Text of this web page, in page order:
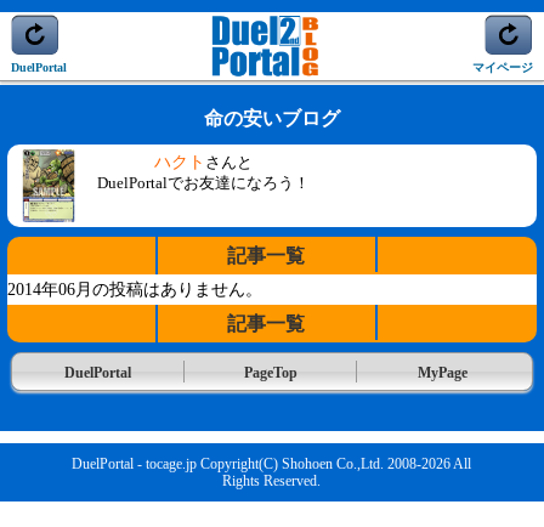
DuelPortal マイページ
命の安いブログ
ハクト さんと
DuelPortalでお友達になろう！
記事一覧
2014年06月の投稿はありません。
記事一覧
DuelPortal PageTop MyPage
DuelPortal - tocage.jp Copyright(C) Shohoen Co.,Ltd. 2008-2026 All
Rights Reserved.